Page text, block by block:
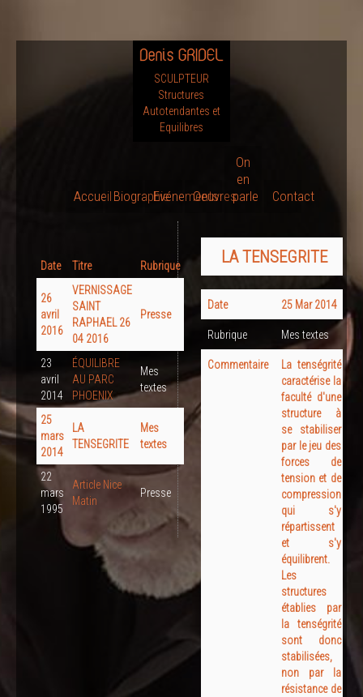
SCULPTEUR
Structures
Autotendantes et
Equilibres
Accueil BiographieEvénements
Oeuvres
On
en
parle
Contact
Date Titre Rubrique
26
avril
2016
VERNISSAGE
SAINT
RAPHAEL 26
04 2016
Presse
23
avril
2014
ÉQUILIBRE
AU PARC
PHOENIX
Mes
textes
25
mars
2014
LA
TENSEGRITE
Mes
textes
22
mars
1995
Article Nice
Matin
Presse
LA TENSEGRITE
Date 25 Mar 2014
Rubrique Mes textes
Commentaire
La tenségrité
caractérise la
faculté d'une
structure à
se stabiliser
par le jeu des
forces de
tension et de
compression
qui s'y
répartissent
et s'y
équilibrent.
Les
structures
établies par
la tenségrité
sont donc
stabilisées,
non par la
résistance de